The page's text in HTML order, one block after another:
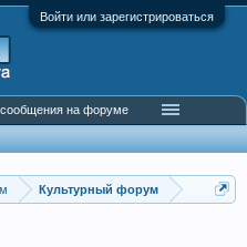
Войти или зарегистрироваться
Культурный форум
на форуме